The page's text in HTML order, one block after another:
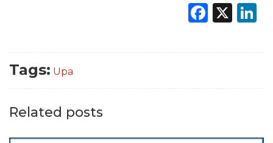
X
Tags: Upa
Related posts